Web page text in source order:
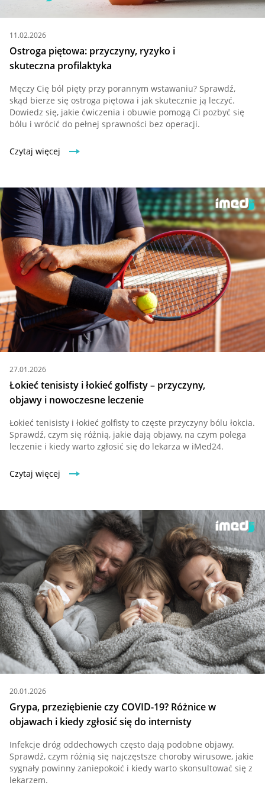
11.02.2026
Ostroga piętowa: przyczyny, ryzyko i
skuteczna profilaktyka
Męczy Cię ból pięty przy porannym wstawaniu? Sprawdź,
skąd bierze się ostroga piętowa i jak skutecznie ją leczyć.
Dowiedz się, jakie ćwiczenia i obuwie pomogą Ci pozbyć się
bólu i wrócić do pełnej sprawności bez operacji.
Czytaj więcej
27.01.2026
Łokieć tenisisty i łokieć golfisty – przyczyny,
objawy i nowoczesne leczenie
Łokieć tenisisty i łokieć golfisty to częste przyczyny bólu łokcia.
Sprawdź, czym się różnią, jakie dają objawy, na czym polega
leczenie i kiedy warto zgłosić się do lekarza w iMed24.
Czytaj więcej
20.01.2026
Grypa, przeziębienie czy COVID-19? Różnice w
objawach i kiedy zgłosić się do internisty
Infekcje dróg oddechowych często dają podobne objawy.
Sprawdź, czym różnią się najczęstsze choroby wirusowe, jakie
sygnały powinny zaniepokoić i kiedy warto skonsultować się z
lekarzem.